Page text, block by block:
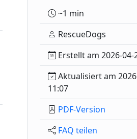
~1 min
RescueDogs
Erstellt am 2026-04-
Aktualisiert am
11:07
PDF-Version
FAQ teilen